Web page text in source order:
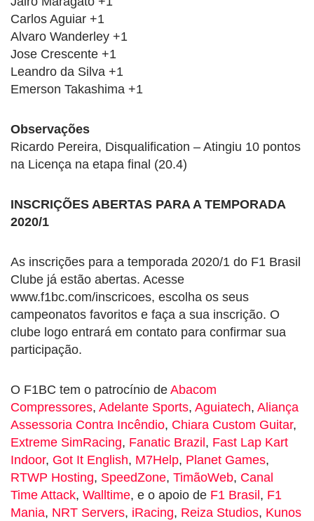
Carlos Aguiar +1
Alvaro Wanderley +1
Jose Crescente +1
Leandro da Silva +1
Emerson Takashima +1
Observações
Ricardo Pereira, Disqualification – Atingiu 10 pontos
na Licença na etapa final (20.4)
INSCRIÇÕES ABERTAS PARA A TEMPORADA
2020/1
As inscrições para a temporada 2020/1 do F1 Brasil
Clube já estão abertas. Acesse
www.f1bc.com/inscricoes, escolha os seus
campeonatos favoritos e faça a sua inscrição. O
clube logo entrará em contato para confirmar sua
participação.
O F1BC tem o patrocínio de Abacom
Compressores, Adelante Sports, Aguiatech, Aliança
Assessoria Contra Incêndio, Chiara Custom Guitar,
Extreme SimRacing, Fanatic Brazil , Fast Lap Kart
Indoor, Got It English, M7Help, Planet Games,
RTWP Hosting, SpeedZone, TimãoWeb, Canal
Time Attack, Walltime, e o apoio de F1 Brasil , F1
Mania, NRT Servers, iRacing, Reiza Studios, Kunos